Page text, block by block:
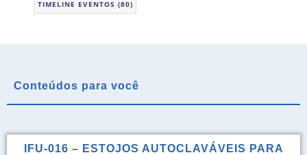
TIMELINE EVENTOS (80)
Conteúdos para você
IFU-016 – ESTOJOS AUTOCLAVÁVEIS PARA